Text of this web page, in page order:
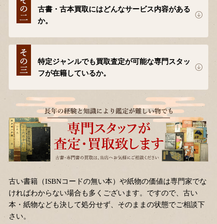
古書・古本買取にはどんなサービス内容がある
か。
特定ジャンルでも買取査定が可能な専門スタッ
フが在籍しているか。
古い書籍（ISBNコードの無い本）や紙物の価値は専門家でな
ければわからない場合も多くございます。ですので、古い
本・紙物なども決して処分せず、そのままの状態でご相談下
さい。